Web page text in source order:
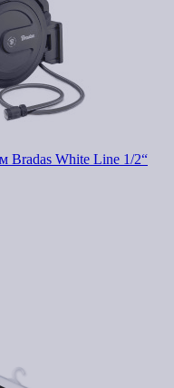
Bradas White Line 1/2“